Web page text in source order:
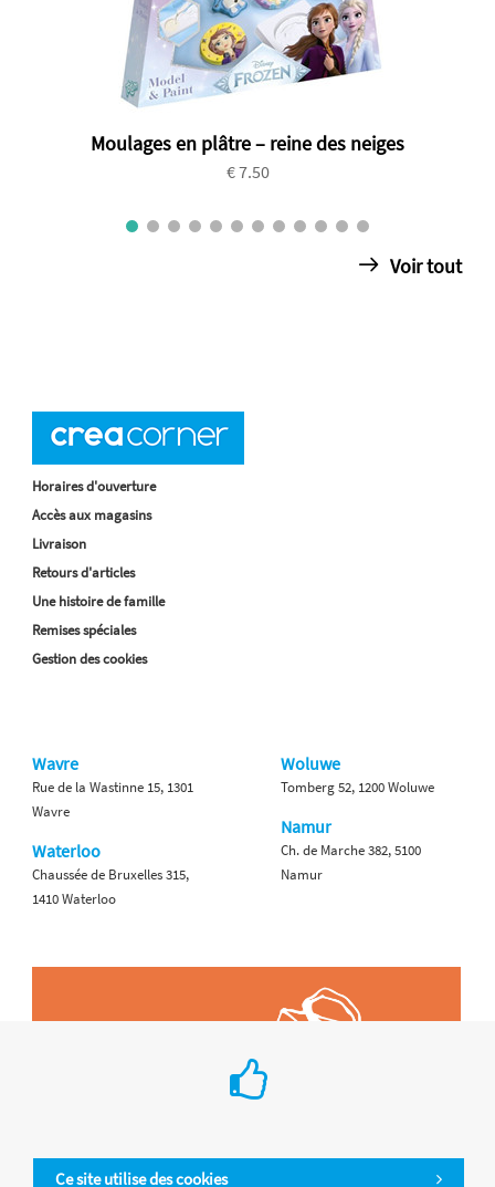
Moulages en plâtre – reine des neiges
€ 7.50
Voir tout
Ce site utilise des cookies
Horaires d'ouverture
Accès aux magasins
Livraison
Retours d'articles
Une histoire de famille
Remises spéciales
Gestion des cookies
Wavre
Rue de la Wastinne 15, 1301
Wavre
Waterloo
Chaussée de Bruxelles 315,
1410 Waterloo
Woluwe
Tomberg 52, 1200 Woluwe
Namur
Ch. de Marche 382, 5100
Namur